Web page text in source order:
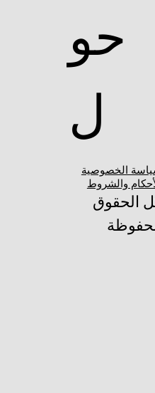
حو
ل
الخصوصية
والشروط
الحقوق